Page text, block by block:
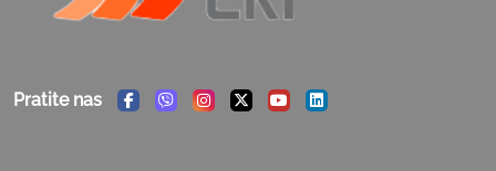
Pratite nas
Facebook
ViberInstagram
TwitterYoutubeLinkedin